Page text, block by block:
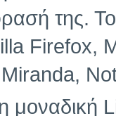
της.
Firefox,
μοναδική